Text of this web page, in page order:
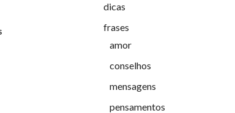
dicas
frases
amor
conselhos
mensagens
pensamentos